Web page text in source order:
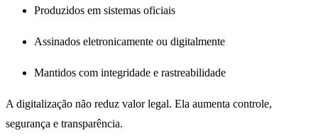
Produzidos em sistemas oficiais
Assinados eletronicamente ou digitalmente
Mantidos com integridade e rastreabilidade
A digitalização não reduz valor legal. Ela aumenta controle,
segurança e transparência.